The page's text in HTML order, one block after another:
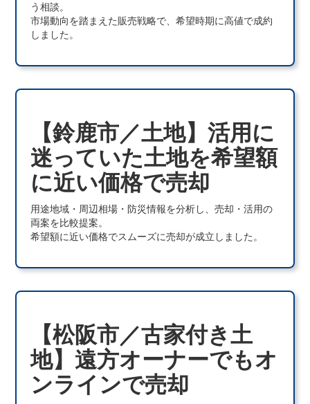
う相談。
市場動向を踏まえた販売戦略で、希望時期に高値で成約
しました。
【鈴鹿市／土地】活用に
迷っていた土地を希望額
に近い価格で売却
用途地域・周辺相場・防災情報を分析し、売却・活用の
両案を比較提案。
希望額に近い価格でスムーズに売却が成立しました。
【松阪市／古家付き土
地】遠方オーナーでもオ
ンラインで売却